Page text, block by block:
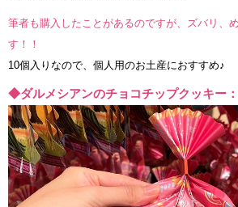
筆者も購入したことがあるのですが、ズバリ、
す！！
10個入りなので、個人用のお土産におすすめ♪
◆ダルメシアンのチョコチップクッキー